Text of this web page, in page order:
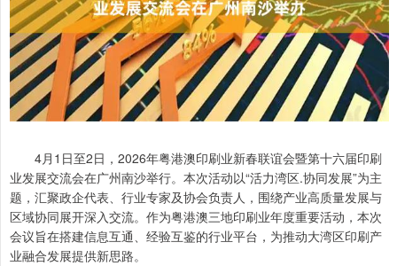
4月1日至2日，2026年粤港澳印刷业新春联谊会暨第十六届印刷
业发展交流会在广州南沙举行。本次活动以“活力湾区.协同发展”为主
题，汇聚政企代表、行业专家及协会负责人，围绕产业高质量发展与
区域协同展开深入交流。作为粤港澳三地印刷业年度重要活动，本次
会议旨在搭建信息互通、经验互鉴的行业平台，为推动大湾区印刷产
业融合发展提供新思路。